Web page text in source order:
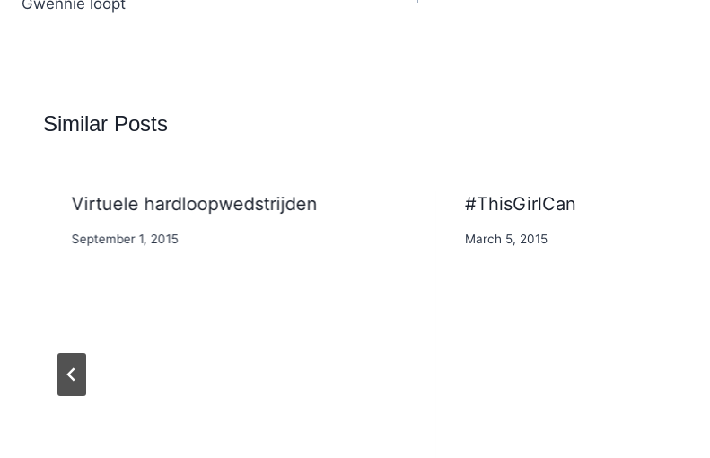
navigation
Gwennie loopt
Similar Posts
Virtuele hardloopwedstrijden
By
September 1, 2015
#ThisGirlCan
By
March 5, 2015